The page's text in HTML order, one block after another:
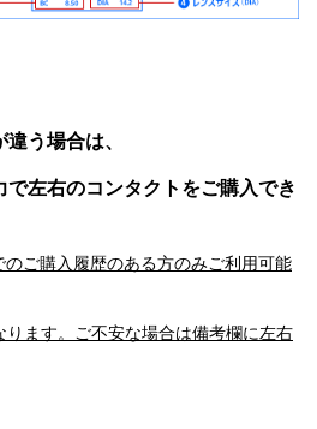
う場合は、
左右のコンタクトをご購入でき
ご購入履歴のある方のみご利用可能
ます。ご不安な場合は備考欄に左右